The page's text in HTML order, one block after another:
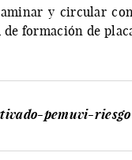
y circular
formación de
pemuvi-